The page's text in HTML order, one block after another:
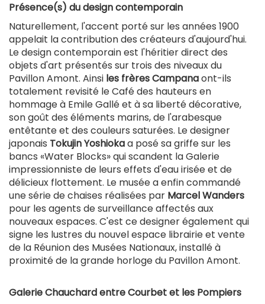
Présence(s) du design contemporain
Naturellement, l'accent porté sur les années 1900
appelait la contribution des créateurs d'aujourd'hui.
Le design contemporain est l'héritier direct des
objets d'art présentés sur trois des niveaux du
Pavillon Amont. Ainsi les frères Campanaont-ils
totalement revisité le Café des hauteurs en
hommage à Emile Gallé et à sa liberté décorative,
son goût des éléments marins, de l'arabesque
entêtante et des couleurs saturées. Le designer
japonais Tokujin Yoshiokaa posé sa griffe sur les
bancs «Water Blocks» qui scandent la Galerie
impressionniste de leurs effets d'eau irisée et de
délicieux flottement. Le musée a enfin commandé
une série de chaises réalisées par Marcel Wanders
pour les agents de surveillance affectés aux
nouveaux espaces. C'est ce designer également qui
signe les lustres du nouvel espace librairie et vente
de la Réunion des Musées Nationaux, installé à
proximité de la grande horloge du Pavillon Amont.
Galerie Chauchard entre Courbet et les Pompiers